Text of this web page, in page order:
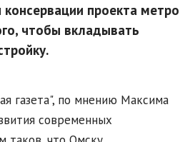
проекта метро
чтобы вкладывать
газета", по мнению Максима
современных